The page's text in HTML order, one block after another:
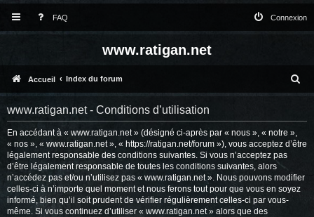
FAQ Connexion
www.ratigan.net
Accueil Index du forum
www.ratigan.net - Conditions d’utilisation
En accédant à « www.ratigan.net » (désigné ci-après par « nous », « notre »,
« nos », « www.ratigan.net », « https://ratigan.net/forum »), vous acceptez d’être
légalement responsable des conditions suivantes. Si vous n’acceptez pas
d’être légalement responsable de toutes les conditions suivantes, alors
n’accédez pas et/ou n’utilisez pas « www.ratigan.net ». Nous pouvons modifier
celles-ci à n’importe quel moment et nous ferons tout pour que vous en soyez
informé, bien qu’il soit prudent de vérifier régulièrement celles-ci par vous-
même. Si vous continuez d’utiliser « www.ratigan.net » alors que des